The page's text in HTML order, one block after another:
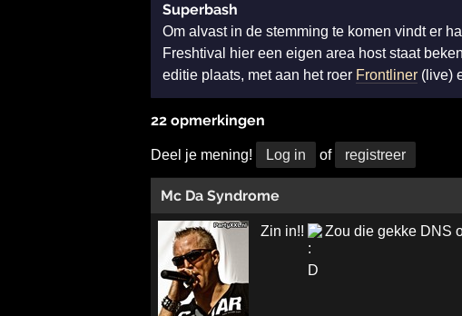
Superbash
Om alvast in de stemming te komen vindt er
Freshtival hier een eigen area host staat
editie plaats, met aan het roer Frontliner(live)
22 opmerkingen
Deel je mening! Log in of registreer
Mc Da Syndrome
Zin in!! Zou die gekke DNS